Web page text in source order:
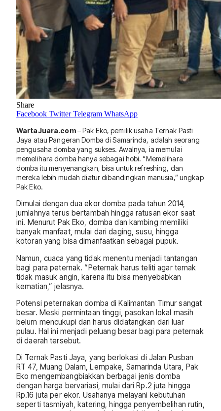
Share
Facebook Twitter Telegram WhatsApp
WartaJuara.com– Pak Eko, pemilik usaha Ternak Pasti
Jaya atau Pangeran Domba di Samarinda, adalah seorang
pengusaha domba yang sukses. Awalnya, ia memulai
memelihara domba hanya sebagai hobi. “Memelihara
domba itu menyenangkan, bisa untuk refreshing, dan
mereka lebih mudah diatur dibandingkan manusia,” ungkap
Pak Eko.
Dimulai dengan dua ekor domba pada tahun 2014,
jumlahnya terus bertambah hingga ratusan ekor saat
ini. Menurut Pak Eko, domba dan kambing memiliki
banyak manfaat, mulai dari daging, susu, hingga
kotoran yang bisa dimanfaatkan sebagai pupuk.
Namun, cuaca yang tidak menentu menjadi tantangan
bagi para peternak. “Peternak harus teliti agar ternak
tidak masuk angin, karena itu bisa menyebabkan
kematian,” jelasnya.
Potensi peternakan domba di Kalimantan Timur sangat
besar. Meski permintaan tinggi, pasokan lokal masih
belum mencukupi dan harus didatangkan dari luar
pulau. Hal ini menjadi peluang besar bagi para peternak
di daerah tersebut.
Di Ternak Pasti Jaya, yang berlokasi di Jalan Pusban
RT 47, Muang Dalam, Lempake, Samarinda Utara, Pak
Eko mengembangbiakkan berbagai jenis domba
dengan harga bervariasi, mulai dari Rp.2 juta hingga
Rp.16 juta per ekor. Usahanya melayani kebutuhan
seperti tasmiyah, katering, hingga penyembelihan rutin,